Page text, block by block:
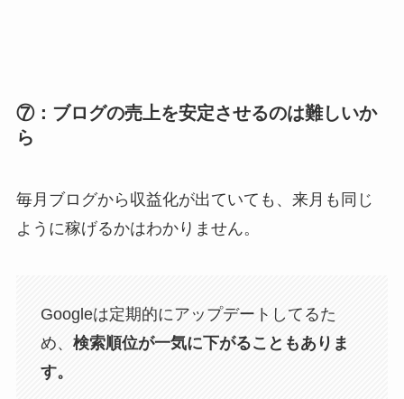
⑦：ブログの売上を安定させるのは難しいか
ら
毎月ブログから収益化が出ていても、来月も同じ
ように稼げるかはわかりません。
Googleは定期的にアップデートしてるた
め、 検索順位が一気に下がることもありま
す。